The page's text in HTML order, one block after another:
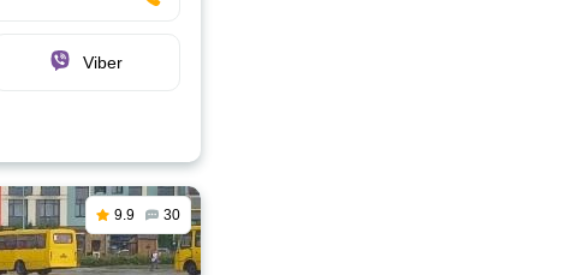
Viber
9.9 30